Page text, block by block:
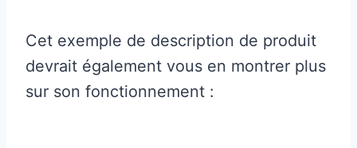
Cet exemple de description de produit
devrait également vous en montrer plus
sur son fonctionnement :